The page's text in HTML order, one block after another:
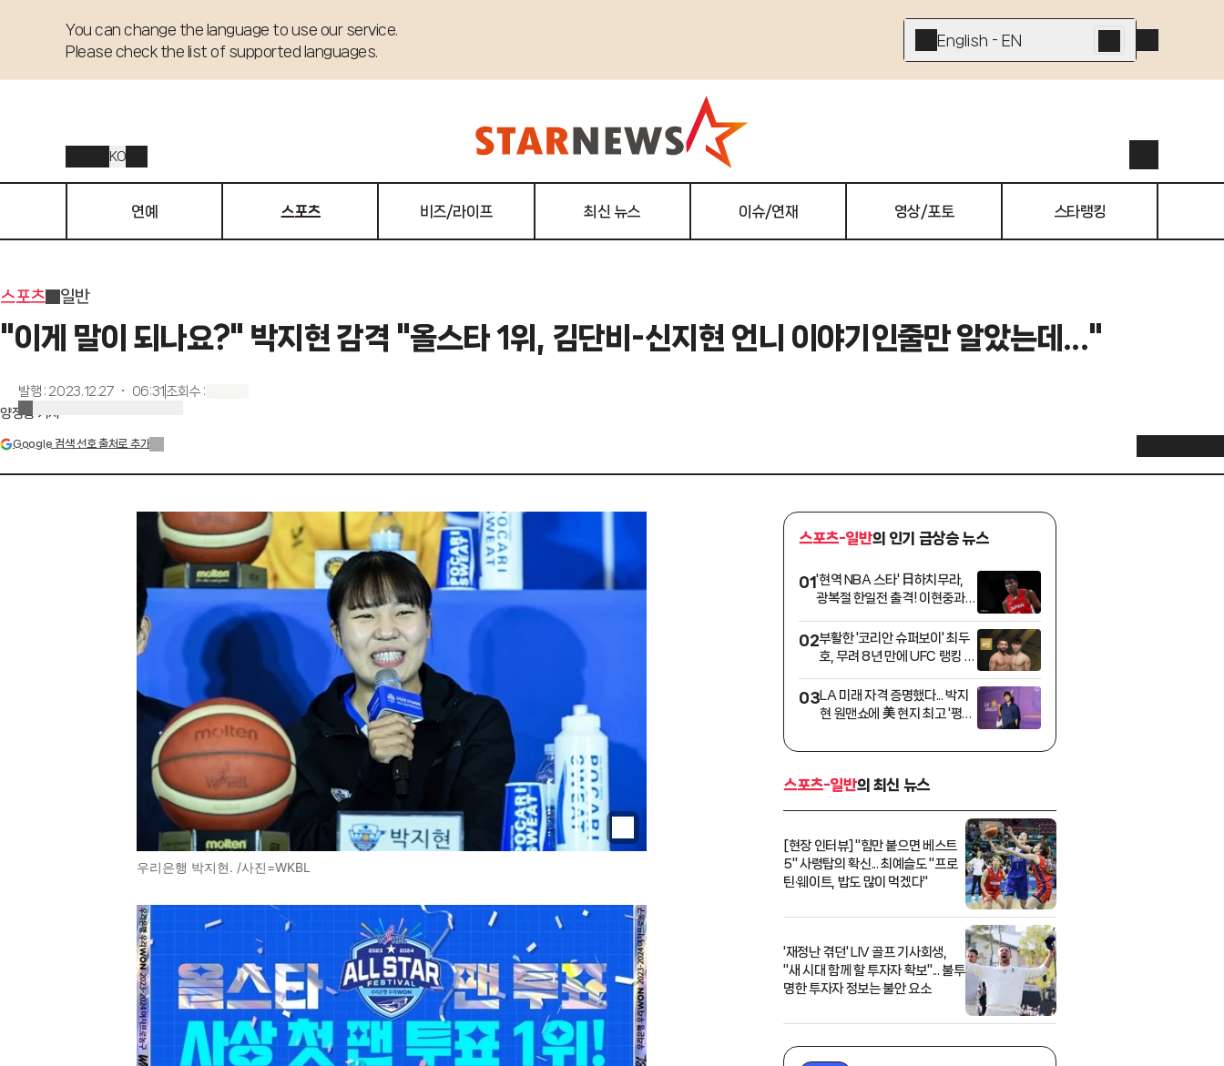
You can change the language to use our service.
Please check the list of supported languages.
English - EN
KO
연예 스포츠 비즈/라이프 최신 뉴스 이슈/연재 영상/포토 스타랭킹
스포츠 일반
"이게 말이 되나요?" 박지현 감격 "올스타 1위, 김단비-신지현 언니 이야기인줄만 알았는데..."
발행 : 2023.12.27 ・ 06:31 조회수:
양정웅 기자
Google 검색 선호 출처로 추가
우리은행 박지현. /사진=WKBL
스포츠-일반의 인기 급상승 뉴스
01'현역 NBA 스타' 日하치무라,
광복절 한일전 출격! 이현중과
02부활한 '코리안 슈퍼보이' 최두
호, 무려 8년 만에 UFC 랭킹 재
결
03LA 미래 자격 증명했다... 박지
현 원맨쇼에 美 현지 최고 '평점
스포츠-일반의 최신 뉴스
[현장 인터뷰] "힘만 붙으면 베스트
5" 사령탑의 확신... 최예슬도 "프로
틴·웨이트, 밥도 많이 먹겠다"
'재정난 겪던' LIV 골프 기사회생,
"새 시대 함께 할 투자자 확보"... 불투
명한 투자자 정보는 불안 요소